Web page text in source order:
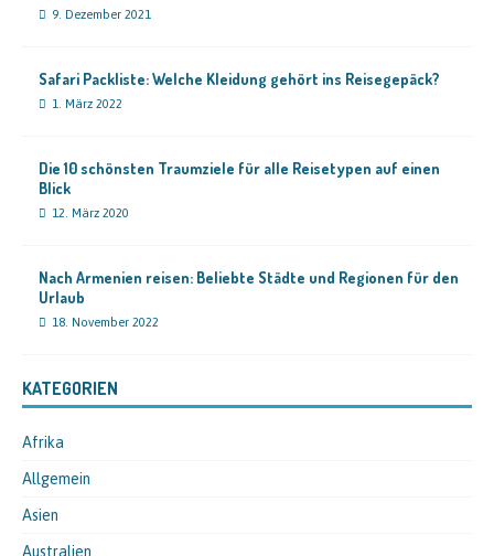
9. Dezember 2021
Safari Packliste: Welche Kleidung gehört ins Reisegepäck?
1. März 2022
Die 10 schönsten Traumziele für alle Reisetypen auf einen
Blick
12. März 2020
Nach Armenien reisen: Beliebte Städte und Regionen für den
Urlaub
18. November 2022
KATEGORIEN
Afrika
Allgemein
Asien
Australien